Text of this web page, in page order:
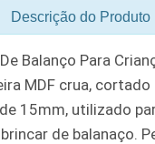
Descrição do Produto
Balanço Para
MDF crua,
15mm, utilizado
de balanaço.